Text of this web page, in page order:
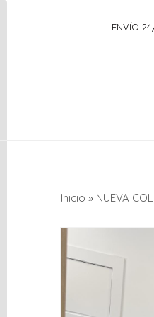
ENVÍO
COLECCIÓN
AMBIENTADOR
Inicio » NUEVA